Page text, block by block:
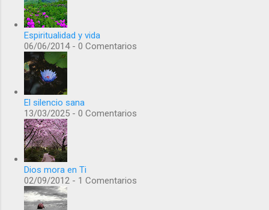
Espiritualidad y vida
06/06/2014 - 0 Comentarios
El silencio sana
13/03/2025 - 0 Comentarios
Dios mora en Ti
02/09/2012 - 1 Comentarios